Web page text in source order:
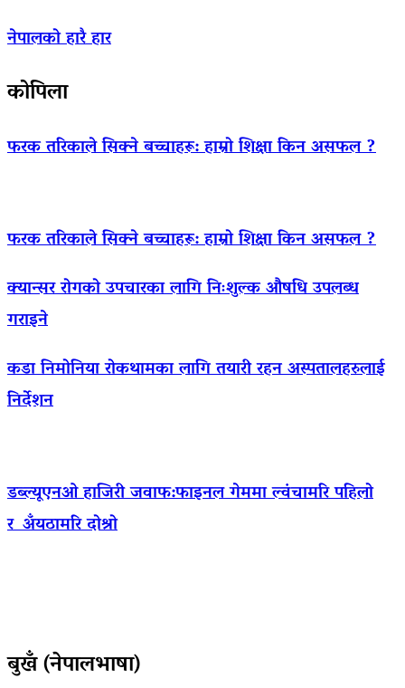
नेपालको हारै हार
कोपिला
फरक तरिकाले सिक्ने बच्चाहरू: हाम्रो शिक्षा किन असफल ?
फरक तरिकाले सिक्ने बच्चाहरू: हाम्रो शिक्षा किन असफल ?
क्यान्सर रोगको उपचारका लागि निःशुल्क औषधि उपलब्ध
गराइने
कडा निमोनिया रोकथामका लागि तयारी रहन अस्पतालहरुलाई
निर्देशन
डब्ल्यूएनओ हाजिरी जवाफ:फाइनल गेममा ल्वंचामरि पहिलो
र अँयठामरि दोश्रो
बुखँ (नेपालभाषा)